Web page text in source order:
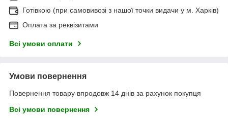
Готівкою (при самовивозі з нашої точки видачи у м. Харків)
Оплата за реквізитами
Всі умови оплати
Умови повернення
Повернення товару впродовж 14 днів за рахунок покупця
Всі умови повернення